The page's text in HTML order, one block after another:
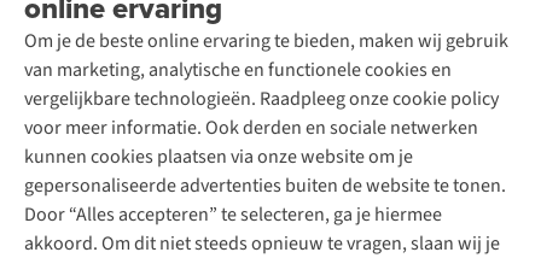
Om je de beste online ervaring te bieden, maken wij gebruik
van marketing, analytische en functionele cookies en
vergelijkbare technologieën. Raadpleeg onze cookie policy
voor meer informatie. Ook derden en sociale netwerken
kunnen cookies plaatsen via onze website om je
gepersonaliseerde advertenties buiten de website te tonen.
Door “Alles accepteren” te selecteren, ga je hiermee
akkoord. Om dit niet steeds opnieuw te vragen, slaan wij je
Contact
Toegankelijkheidsverklaring
Schoenonderhoud
Schoenherstelling
Kledingherstelling
Retouches
Voor bedrijven
Explore Academy
Explore Camp
Gear Check
Inspiratie & advies
Meld je aan voor de nieuwsbrief
Follow us